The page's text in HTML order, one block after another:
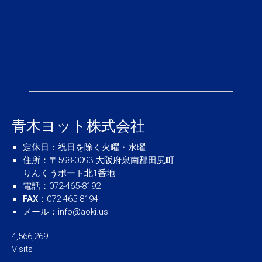
青木ヨット株式会社
定休日 ：祝日を除く火曜・水曜
住所 ：〒598-0093 大阪府泉南郡田尻町
りんくうポート北1番地
電話 ：072-465-8192
FAX ：072-465-8194
メール ： info@aoki.us
4,566,269
Visits